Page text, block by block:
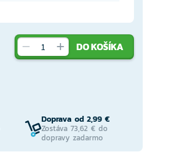
DO KOŠÍKA
Doprava od 2,99 €
Zostáva 73,62 € do
dopravy zadarmo